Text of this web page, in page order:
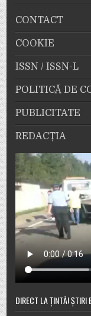
CONTACT
COOKIE
ISSN / ISSN-L
POLITICĂ DE
PUBLICITATE
REDACȚIA
DIRECT LA ȚINTĂ! ȘTIRI